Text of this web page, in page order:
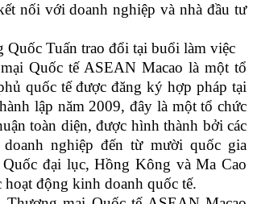
nối với doanh nghiệp và nhà đầu tư
Tuấn trao đổi tại buổi làm việc
Quốc tế ASEAN Macao là một tổ
quốc tế được đăng ký hợp pháp tại
lập năm 2009, đây là một tổ chức
toàn diện, được hình thành bởi các
nghiệp đến từ mười quốc gia
đại lục, Hồng Kông và Ma Cao
hoạt động kinh doanh quốc tế.